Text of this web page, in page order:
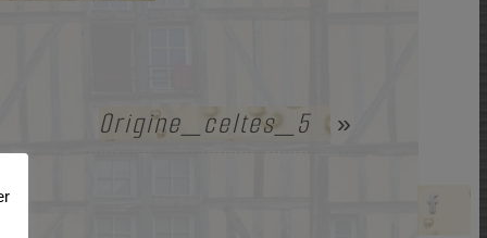
Origine_celtes_5 »